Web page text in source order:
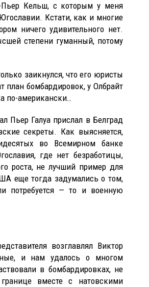
Кельш, с которым у меня
Кстати, как и многие
ничего удивительного нет.
степени гуманный, потому
заикнулся, что его юристы
план бомбардировок, у Олбрайт
по-американски…
Пьер Галуа прислал в Белград
секреты. Как выясняется,
во Всемирном банке
где нет безработицы,
роста, не лучший пример для
еще тогда задумались о том,
потребуется — то и военную
возглавлял Виктор
и нам удалось о многом
в бомбардировках, не
вместе с натовскими